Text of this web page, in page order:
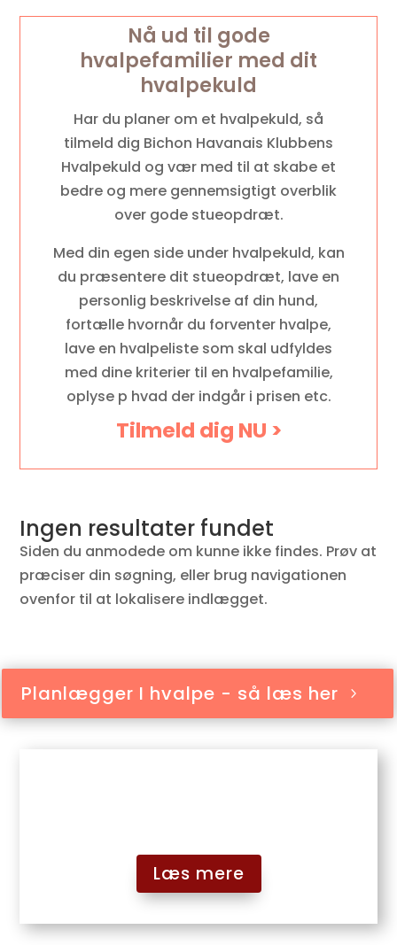
Nå ud til gode
hvalpefamilier med dit
hvalpekuld
Har du planer om et hvalpekuld, så
tilmeld dig Bichon Havanais Klubbens
Hvalpekuld og vær med til at skabe et
bedre og mere gennemsigtigt overblik
over gode stueopdræt.
Med din egen side under hvalpekuld, kan
du præsentere dit stueopdræt, lave en
personlig beskrivelse af din hund,
fortælle hvornår du forventer hvalpe,
lave en hvalpeliste som skal udfyldes
med dine kriterier til en hvalpefamilie,
oplyse p hvad der indgår i prisen etc.
Tilmeld dig NU >
Ingen resultater fundet
Siden du anmodede om kunne ikke findes. Prøv at
præciser din søgning, eller brug navigationen
ovenfor til at lokalisere indlægget.
Planlægger I hvalpe - så læs her
Læs mere